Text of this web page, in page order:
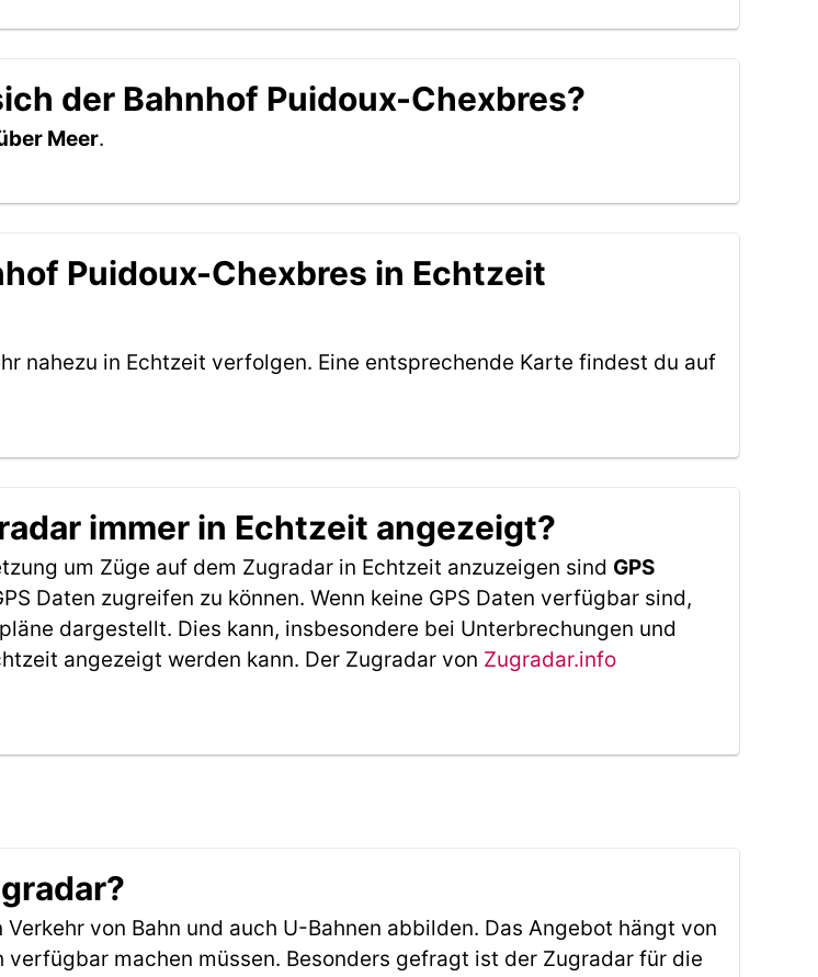
der Bahnhof Puidoux-Chexbres?
Meer.
Puidoux-Chexbres in Echtzeit
nahezu in Echtzeit verfolgen. Eine entsprechende Karte findest du auf
immer in Echtzeit angezeigt?
um Züge auf dem Zugradar in Echtzeit anzuzeigen sind GPS
Daten zugreifen zu können. Wenn keine GPS Daten verfügbar sind,
dargestellt. Dies kann, insbesondere bei Unterbrechungen und
angezeigt werden kann. Der Zugradar von Zugradar.info
von Bahn und auch U-Bahnen abbilden. Das Angebot hängt von
machen müssen. Besonders gefragt ist der Zugradar für die